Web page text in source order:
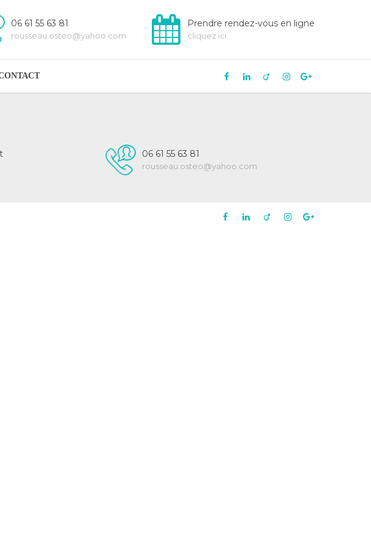
06 61 55 63 81
rousseau.osteo@yahoo.com
Prendre rendez-vous en ligne
cliquez ici
06 61 55 63 81
rousseau.osteo@yahoo.com